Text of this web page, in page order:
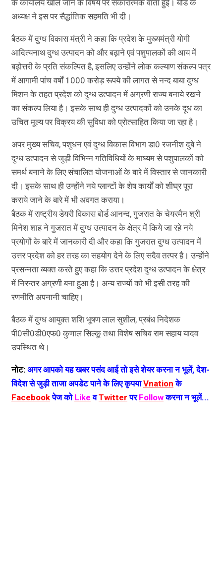
के कार्यालय खोले जाने के विषय पर सकारात्मक वार्ता हुई। बोर्ड के
अध्यक्ष ने इस पर सैद्धांतिक सहमति भी दी।
बैठक में दुग्ध विकास मंत्री ने कहा कि प्रदेश के मुख्यमंत्री योगी
आदित्यनाथ दुग्ध उत्पादन को और बढ़ाने एवं पशुपालकों की आय में
बढ़ोत्तरी के प्रति संकल्पित है, इसलिए उन्होंने लोक कल्याण संकल्प पत्र
में आगामी पांच वर्षों 1000 करोड़ रूपये की लागत से नन्द बाबा दुग्ध
मिशन के तहत प्रदेश को दुग्ध उत्पादन में अग्रणी राज्य बनाये रखने
का संकल्प लिया है। इसके साथ ही दुग्ध उत्पादकों को उनके दूध का
उचित मूल्य पर विक्रय की सुविधा को प्रोत्साहित किया जा रहा है।
अपर मुख्य सचिव, पशुधन एवं दुग्ध विकास विभाग डा0 रजनीश दुबे ने
दुग्ध उत्पादन से जुड़ी विभिन्न गतिविधियों के माध्यम से पशुपालकों को
समर्थ बनाने के लिए संचालित योजनाओं के बारे में विस्तार से जानकारी
दी। इसके साथ ही उन्होंने नये प्लान्टों के शेष कार्यों को शीघ्र पूरा
कराये जाने के बारे में भी अवगत कराया।
बैठक में राष्ट्रीय डेयरी विकास बोर्ड आनन्द, गुजरात के चेयरमैन श्री
मिनेश शाह ने गुजरात में दुग्ध उत्पादन के क्षेत्र में किये जा रहे नये
प्रयोगों के बारे में जानकारी दी और कहा कि गुजरात दुग्ध उत्पादन में
उत्तर प्रदेश को हर तरह का सहयोग देने के लिए सदैव तत्पर है। उन्होंने
प्रसन्नता व्यक्त करते हुए कहा कि उत्तर प्रदेश दुग्ध उत्पादन के क्षेत्र
में निरन्तर अग्रणी बना हुआ है। अन्य राज्यों को भी इसी तरह की
रणनीति अपनानी चाहिए।
बैठक में दुग्ध आयुक्त शशि भूषण लाल सुशील, प्रबंध निदेशक
पी0सी0डी0एफ0 कुणाल सिल्कू तथा विशेष सचिव राम सहाय यादव
उपस्थित थे।
नोट: अगर आपको यह खबर पसंद आई तो इसे शेयर करना न भूलें, देश-
विदेश से जुड़ी ताजा अपडेट पाने के लिए कृपयाVnation के
Facebookपेज को Like वTwitter परFollowकरना न भूलें...